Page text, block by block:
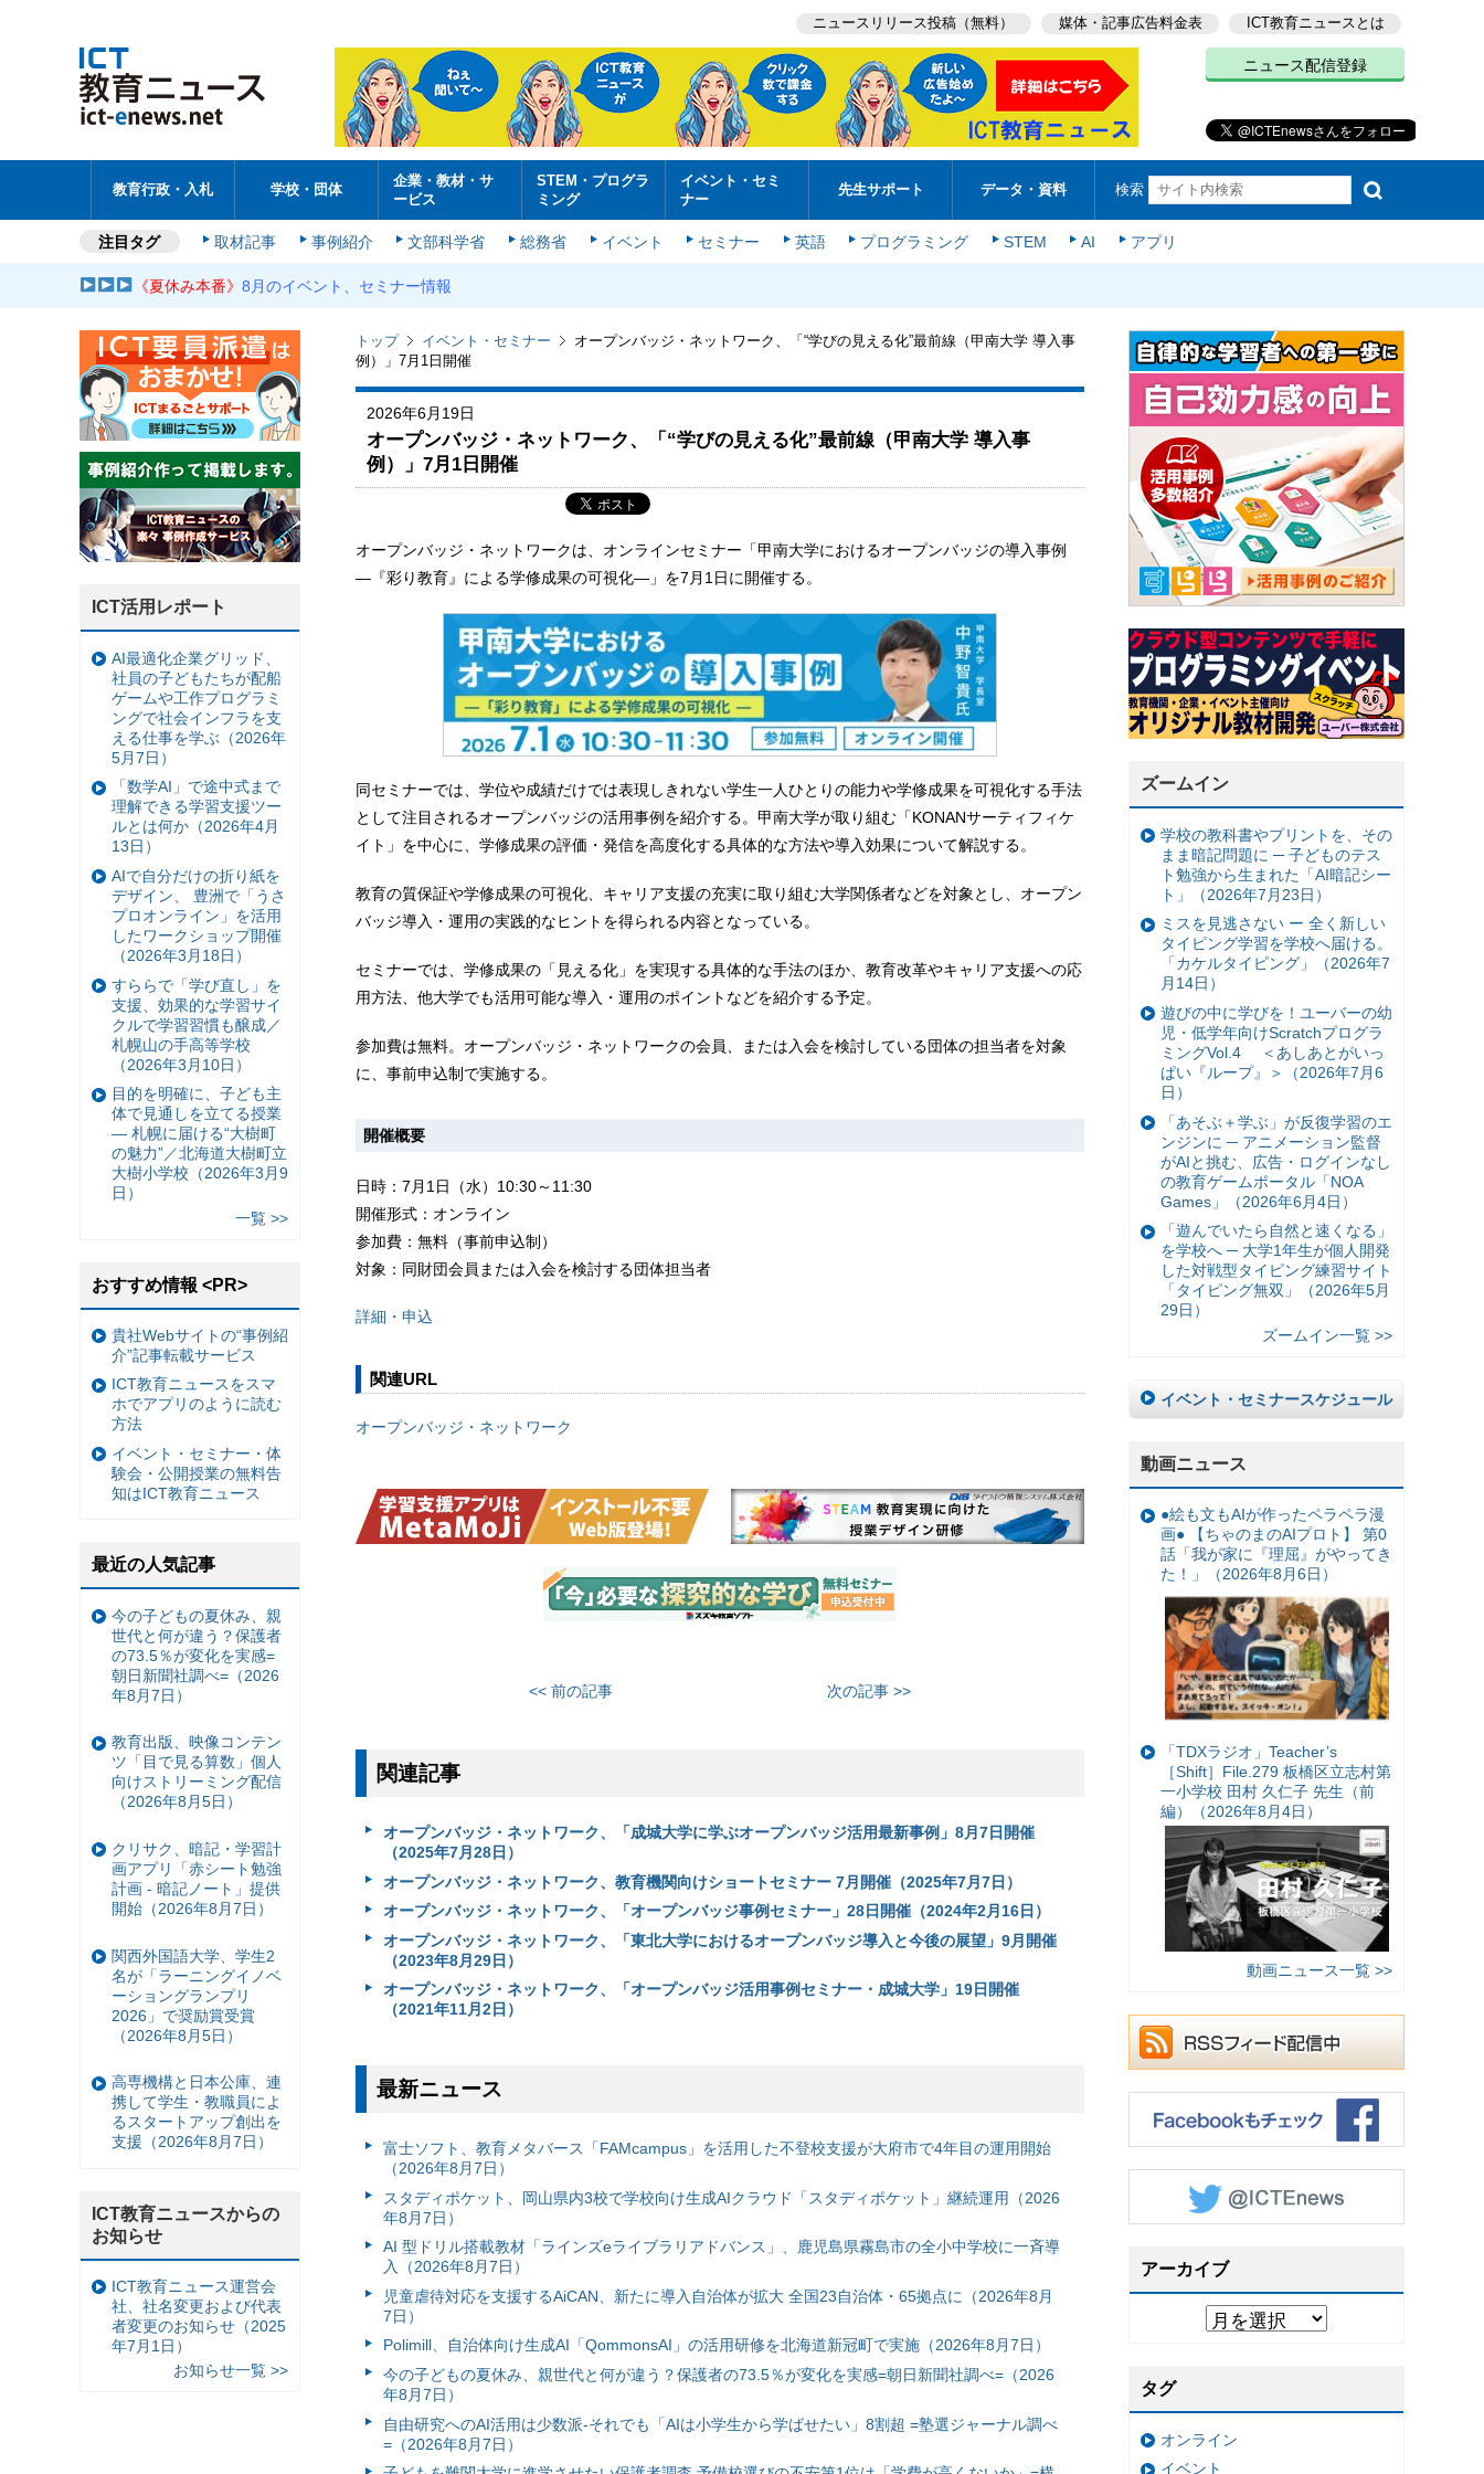
ニュースリリース投稿（無料） 媒体・記事広告料金表 ICT教育ニュースとは
ニュース配信登録
教育行政・入札 学校・団体
企業・教材・サ
ービス
STEM・プログラ
ミング
イベント・セミ
ナー
先生サポート データ・資料 検索
注目タグ 取材記事 事例紹介 文部科学省 総務省 イベント セミナー 英語 プログラミング STEM AI アプリ
《夏休み本番》8月のイベント、セミナー情報
トップ イベント・セミナー
オープンバッジ・ネットワーク、「“学びの見える化”最前線（甲南大学 導入事
例）」7月1日開催
2026年6月19日
オープンバッジ・ネットワーク、「“学びの見える化”最前線（甲南大学 導入事
例）」7月1日開催
オープンバッジ・ネットワークは、オンラインセミナー「甲南大学におけるオープンバッジの導入事例
―『彩り教育』による学修成果の可視化―」を7月1日に開催する。
同セミナーでは、学位や成績だけでは表現しきれない学生一人ひとりの能力や学修成果を可視化する手法
として注目されるオープンバッジの活用事例を紹介する。甲南大学が取り組む「KONANサーティフィケ
イト」を中心に、学修成果の評価・発信を高度化する具体的な方法や導入効果について解説する。
教育の質保証や学修成果の可視化、キャリア支援の充実に取り組む大学関係者などを対象とし、オープン
バッジ導入・運用の実践的なヒントを得られる内容となっている。
セミナーでは、学修成果の「見える化」を実現する具体的な手法のほか、教育改革やキャリア支援への応
用方法、他大学でも活用可能な導入・運用のポイントなどを紹介する予定。
参加費は無料。オープンバッジ・ネットワークの会員、または入会を検討している団体の担当者を対象
に、事前申込制で実施する。
開催概要
日時：7月1日（水）10:30～11:30
開催形式：オンライン
参加費：無料（事前申込制）
対象：同財団会員または入会を検討する団体担当者
詳細・申込
関連URL
オープンバッジ・ネットワーク
<< 前の記事 次の記事 >>
関連記事
オープンバッジ・ネットワーク、「成城大学に学ぶオープンバッジ活用最新事例」8月7日開催
（2025年7月28日）
オープンバッジ・ネットワーク、教育機関向けショートセミナー 7月開催（2025年7月7日）
オープンバッジ・ネットワーク、「オープンバッジ事例セミナー」28日開催（2024年2月16日）
オープンバッジ・ネットワーク、「東北大学におけるオープンバッジ導入と今後の展望」9月開催
（2023年8月29日）
オープンバッジ・ネットワーク、「オープンバッジ活用事例セミナー・成城大学」19日開催
（2021年11月2日）
最新ニュース
富⼠ソフト、教育メタバース「FAMcampus」を活用した不登校支援が大府市で4年目の運用開始
（2026年8月7日）
スタディポケット、岡山県内3校で学校向け生成AIクラウド「スタディポケット」継続運用（2026
年8月7日）
AI 型ドリル搭載教材「ラインズeライブラリアドバンス」、鹿児島県霧島市の全小中学校に一斉導
入（2026年8月7日）
児童虐待対応を支援するAiCAN、新たに導入自治体が拡大 全国23自治体・65拠点に（2026年8月
7日）
Polimill、自治体向け生成AI「QommonsAI」の活用研修を北海道新冠町で実施（2026年8月7日）
今の子どもの夏休み、親世代と何が違う？保護者の73.5％が変化を実感=朝日新聞社調べ=（2026
年8月7日）
自由研究へのAI活用は少数派-それでも「AIは小学生から学ばせたい」8割超 =塾選ジャーナル調べ
=（2026年8月7日）
ズームイン
学校の教科書やプリントを、その
まま暗記問題に ─ 子どものテス
ト勉強から生まれた「AI暗記シー
ト」（2026年7月23日）
ミスを見逃さない ー 全く新しい
タイピング学習を学校へ届ける。
「カケルタイピング」（2026年7
月14日）
遊びの中に学びを！ユーバーの幼
児・低学年向けScratchプログラ
ミングVol.4 ＜あしあとがいっ
ぱい『ループ』＞（2026年7月6
日）
「あそぶ＋学ぶ」が反復学習のエ
ンジンに ─ アニメーション監督
がAIと挑む、広告・ログインなし
の教育ゲームポータル「NOA
Games」（2026年6月4日）
「遊んでいたら自然と速くなる」
を学校へ ─ 大学1年生が個人開発
した対戦型タイピング練習サイト
「タイピング無双」（2026年5月
29日）
ズームイン一覧 >>
イベント・セミナースケジュール
動画ニュース
●絵も文もAIが作ったペラペラ漫
画● 【ちゃのまのAIプロト】 第0
話「我が家に『理屈』がやってき
た！」（2026年8月6日）
「TDXラジオ」Teacher’s
［Shift］File.279 板橋区立志村第
一小学校 田村 久仁子 先生（前
編）（2026年8月4日）
動画ニュース一覧 >>
アーカイブ
タグ
オンライン
イベント
ICT活用レポート
AI最適化企業グリッド、
社員の子どもたちが配船
ゲームや工作プログラミ
ングで社会インフラを支
える仕事を学ぶ（2026年
5月7日）
「数学AI」で途中式まで
理解できる学習支援ツー
ルとは何か（2026年4月
13日）
AIで自分だけの折り紙を
デザイン、 豊洲で「うさ
プロオンライン」を活用
したワークショップ開催
（2026年3月18日）
すららで「学び直し」を
支援、効果的な学習サイ
クルで学習習慣も醸成／
札幌山の手高等学校
（2026年3月10日）
目的を明確に、子ども主
体で見通しを立てる授業
— 札幌に届ける“大樹町
の魅力”／北海道大樹町立
大樹小学校（2026年3月9
日）
一覧 >>
おすすめ情報 <PR>
貴社Webサイトの“事例紹
介”記事転載サービス
ICT教育ニュースをスマ
ホでアプリのように読む
方法
イベント・セミナー・体
験会・公開授業の無料告
知はICT教育ニュース
最近の人気記事
今の子どもの夏休み、親
世代と何が違う？保護者
の73.5％が変化を実感=
朝日新聞社調べ=（2026
年8月7日）
教育出版、映像コンテン
ツ「目で見る算数」個人
向けストリーミング配信
（2026年8月5日）
クリサク、暗記・学習計
画アプリ「赤シート勉強
計画 - 暗記ノート」提供
開始（2026年8月7日）
関西外国語大学、学生2
名が「ラーニングイノベ
ーショングランプリ
2026」で奨励賞受賞
（2026年8月5日）
高専機構と日本公庫、連
携して学生・教職員によ
るスタートアップ創出を
支援（2026年8月7日）
ICT教育ニュースからの
お知らせ
ICT教育ニュース運営会
社、社名変更および代表
者変更のお知らせ（2025
年7月1日）
お知らせ一覧 >>